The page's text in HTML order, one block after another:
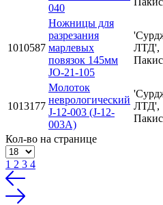
040
1010587
Ножницы для
разрезания
марлевых
повязок 145мм
JO-21-105
ЛТД',
1013177
Молоток
неврологический
J-12-003 (J-12-
003А)
ЛТД',
Кол-во на странице
1 2 3 4